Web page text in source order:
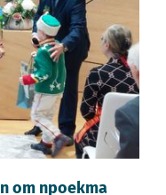
от проекта